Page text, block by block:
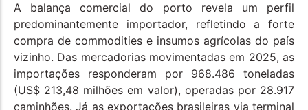
A balança comercial do porto revela um perfil
predominantemente importador, refletindo a forte
compra de commodities e insumos agrícolas do país
vizinho. Das mercadorias movimentadas em 2025, as
importações responderam por 968.486 toneladas
(US$ 213,48 milhões em valor), operadas por 28.917
caminhões. Já as exportações brasileiras via terminal